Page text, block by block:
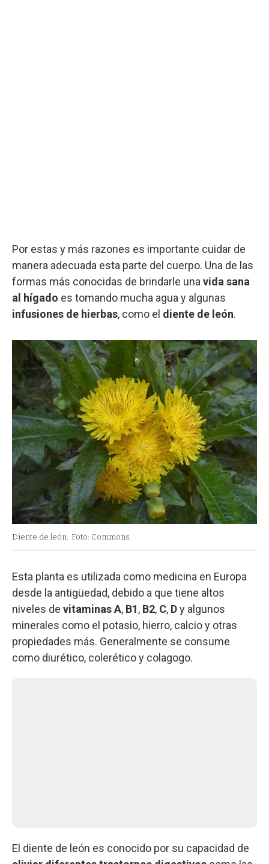
Por estas y más razones es importante cuidar de
manera adecuada esta parte del cuerpo. Una de las
formas más conocidas de brindarle una vida sana
al hígado es tomando mucha agua y algunas
infusiones de hierbas, como el diente de león.
Diente de león. Foto: Commons.
Esta planta es utilizada como medicina en Europa
desde la antigüedad, debido a que tiene altos
niveles de vitaminas A, B1, B2, C, Dy algunos
minerales como el potasio, hierro, calcio y otras
propiedades más. Generalmente se consume
como diurético, colerético y colagogo.
El diente de león es conocido por su capacidad de